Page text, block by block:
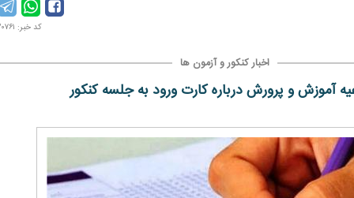
کد خبر: ۱۴۰۴۱۲۰۷۶۱
اخبار کنکور و آزمون ها
آموزش و پرورش درباره کارت ورود به جلسه کنکور